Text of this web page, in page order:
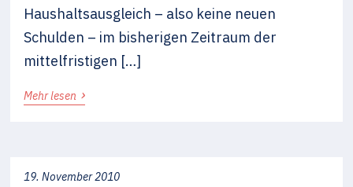
Haushaltsausgleich – also keine neuen
Schulden – im bisherigen Zeitraum der
mittelfristigen […]
Mehr lesen ›
19. November 2010